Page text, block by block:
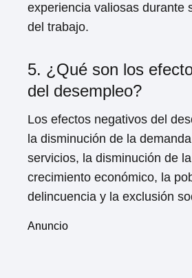
experiencia valiosas durante
del trabajo.
5. ¿Qué son los
del desempleo?
Los efectos negativos del
la disminución de la
servicios, la disminución de
crecimiento económico, la
delincuencia y la exclusión
Anuncio